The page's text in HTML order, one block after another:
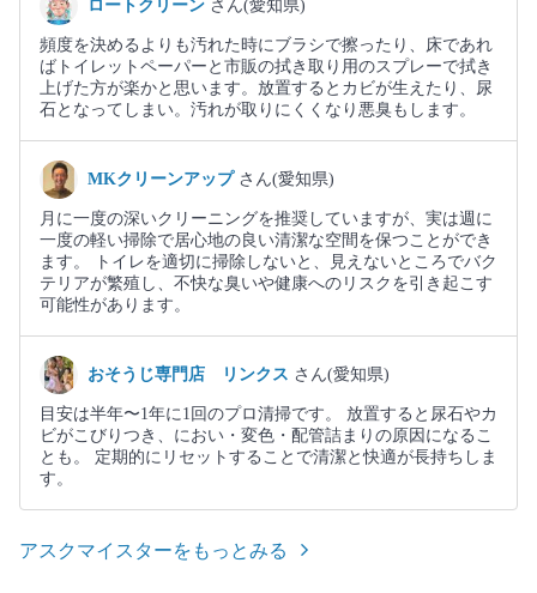
ロートクリーン さん(愛知県)
頻度を決めるよりも汚れた時にブラシで擦ったり、床であれ
ばトイレットペーパーと市販の拭き取り用のスプレーで拭き
上げた方が楽かと思います。放置するとカビが生えたり、尿
石となってしまい。汚れが取りにくくなり悪臭もします。
MKクリーンアップ さん(愛知県)
月に一度の深いクリーニングを推奨していますが、実は週に
一度の軽い掃除で居心地の良い清潔な空間を保つことができ
ます。 トイレを適切に掃除しないと、見えないところでバク
テリアが繁殖し、不快な臭いや健康へのリスクを引き起こす
可能性があります。
おそうじ専門店 リンクス さん(愛知県)
目安は半年〜1年に1回のプロ清掃です。 放置すると尿石やカ
ビがこびりつき、におい・変色・配管詰まりの原因になるこ
とも。 定期的にリセットすることで清潔と快適が長持ちしま
す。
アスクマイスターをもっとみる